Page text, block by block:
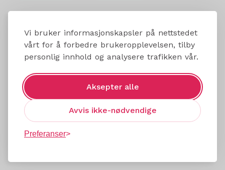
Vi bruker informasjonskapsler på nettstedet
vårt for å forbedre brukeropplevelsen, tilby
personlig innhold og analysere trafikken vår.
Aksepter alle
Avvis ikke-nødvendige
Preferanser